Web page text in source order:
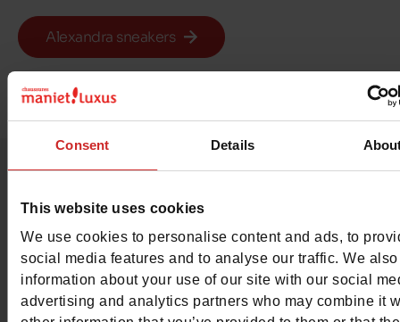
Consent Details
This website uses cookies
We use cookies to personalise content and ads, to
social media features and to analyse our traffic. We
information about your use of our site with our social
advertising and analytics partners who may combine it
Alexandra sneakers
Al onze looks
door onze
gemeenschap